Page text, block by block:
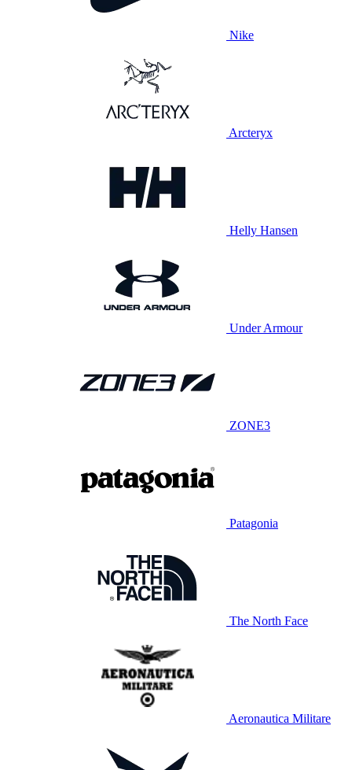
Nike
Arcteryx
Helly Hansen
Under Armour
ZONE3
Patagonia
The North Face
Aeronautica Militare